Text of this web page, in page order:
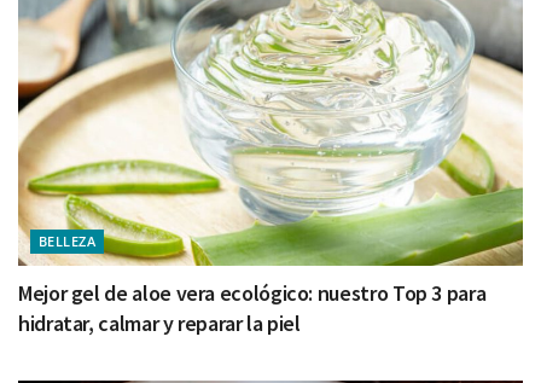
BELLEZA
Mejor gel de aloe vera ecológico: nuestro Top 3 para
hidratar, calmar y reparar la piel